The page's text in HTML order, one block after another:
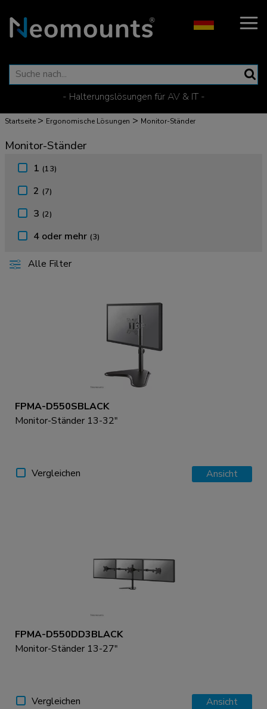
- Halterungslösungen für AV & IT -
Startseite > Ergonomische Lösungen > Monitor-Ständer
Monitor-Ständer
1 (13)
2 (7)
3 (2)
4 oder mehr (3)
Alle Filter
FPMA-D550SBLACK
Monitor-Ständer 13-32"
Vergleichen Ansicht
FPMA-D550DD3BLACK
Monitor-Ständer 13-27"
Vergleichen Ansicht